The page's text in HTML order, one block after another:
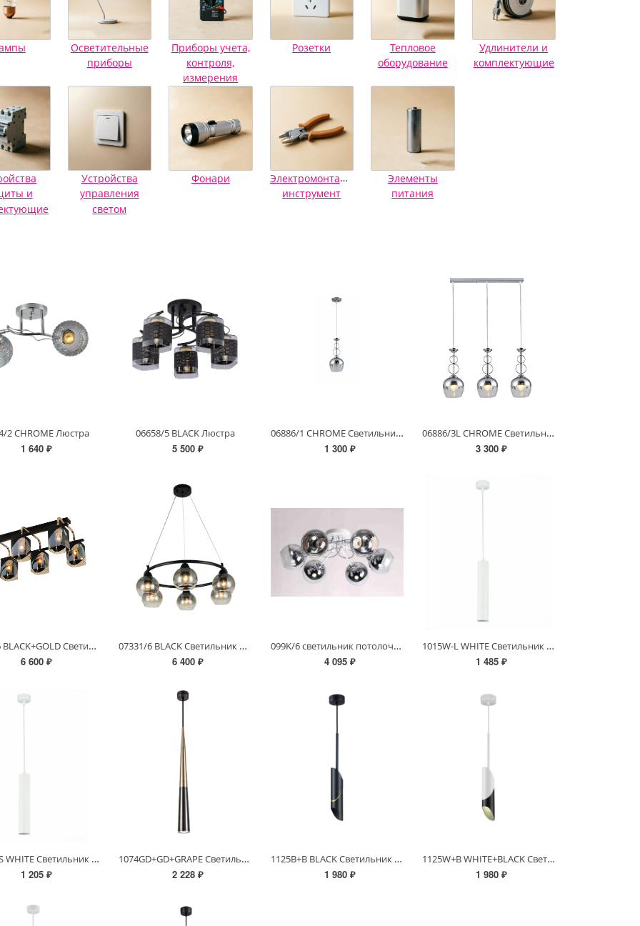
Осветительные
приборы
Приборы учета,
контроля,
измерения
Розетки
Тепловое
оборудование
Удлинители и
комплектующие
и
Устройства
управления
светом
Фонари
Электромонтажный
инструмент
Элементы
питания
2 CHROME Люстра
1 640 ₽
06658/5 BLACK Люстра
5 500 ₽
06886/1 CHROME Светильник потолочный
1 300 ₽
06886/3L CHROME Светильник потолочный
3 300 ₽
07212/6 BLACK+GOLD Светильник потолочный RL
6 600 ₽
07331/6 BLACK Светильник потолочный RL
6 400 ₽
099K/6 светильник потолочный
4 095 ₽
1015W-L WHITE Светильник (RL)
1 485 ₽
1015W-S WHITE Светильник (RL)
1 205 ₽
1074GD+GD+GRAPE Светильник потолочный
2 228 ₽
1125B+B BLACK Светильник потолочный
1 980 ₽
1125W+B WHITE+BLACK Светильник потолочный
1 980 ₽